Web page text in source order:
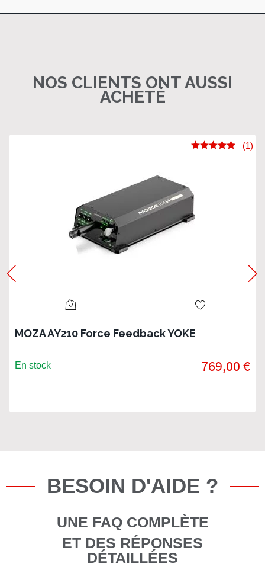
NOS CLIENTS ONT AUSSI
ACHETÉ
MOZA AY210 Force Feedback YOKE
(1)
En stock 769,00 €
BESOIN D'AIDE ?
UNE FAQ COMPLÈTE
ET DES RÉPONSES
DÉTAILLÉES